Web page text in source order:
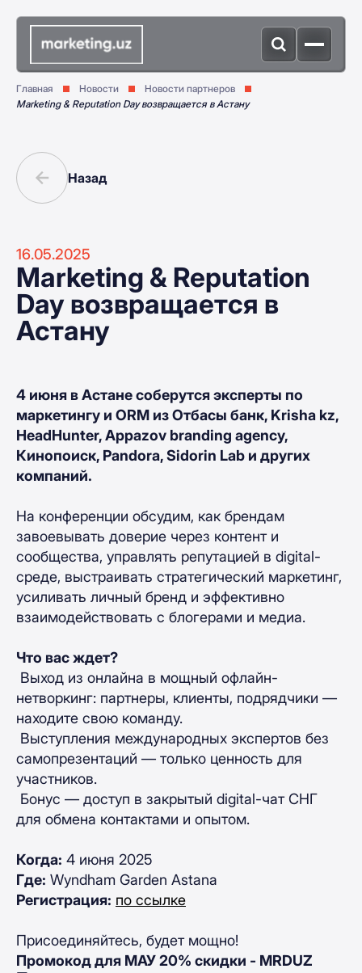
Главная Новости
Новости партнеров
Marketing & Reputation Day возвращается в Астану
Назад
16.05.2025
Marketing & Reputation
Day возвращается в
Астану
4 июня в Астане соберутся эксперты по
маркетингу и ORM из Отбасы банк, Krisha kz,
HeadHunter, Appazov branding agency,
Кинопоиск, Pandora, Sidorin Lab и других
компаний.
На конференции обсудим, как брендам
завоевывать доверие через контент и
сообщества, управлять репутацией в digital-
среде, выстраивать стратегический маркетинг,
усиливать личный бренд и эффективно
взаимодействовать с блогерами и медиа.
Что вас ждет?
Выход из онлайна в мощный офлайн-
нетворкинг: партнеры, клиенты, подрядчики —
находите свою команду.
Выступления международных экспертов без
самопрезентаций — только ценность для
участников.
Бонус — доступ в закрытый digital-чат СНГ
для обмена контактами и опытом.
Когда: 4 июня 2025
Где: Wyndham Garden Astana
Регистрация: по ссылке
Присоединяйтесь, будет мощно!
Промокод для МАУ 20% скидки - MRDUZ